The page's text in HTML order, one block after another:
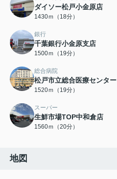
ダイソー松戸小金原店
1430ｍ（18分）
銀行
千葉銀行小金原支店
1500ｍ（19分）
総合病院
松戸市立総合医療センター
1520ｍ（19分）
スーパー
生鮮市場TOP中和倉店
1560ｍ（20分）
地図